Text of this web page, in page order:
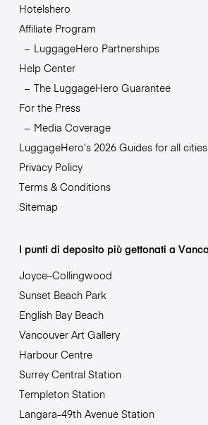
Hotelshero
Affiliate Program
LuggageHero Partnerships
Help Center
The LuggageHero Guarantee
For the Press
Media Coverage
LuggageHero’s 2026 Guides for all cities
Privacy Policy
Terms & Conditions
Sitemap
I punti di deposito più gettonati a
Joyce–Collingwood
Sunset Beach Park
English Bay Beach
Vancouver Art Gallery
Harbour Centre
Surrey Central Station
Templeton Station
Langara-49th Avenue Station